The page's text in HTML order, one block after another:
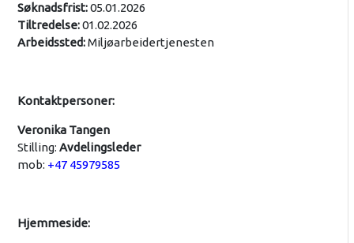
Søknadsfrist:05.01.2026
Tiltredelse:01.02.2026
Arbeidssted:Miljøarbeidertjenesten
Kontaktpersoner:
Veronika Tangen
Stilling: Avdelingsleder
mob: +47 45979585
Hjemmeside: